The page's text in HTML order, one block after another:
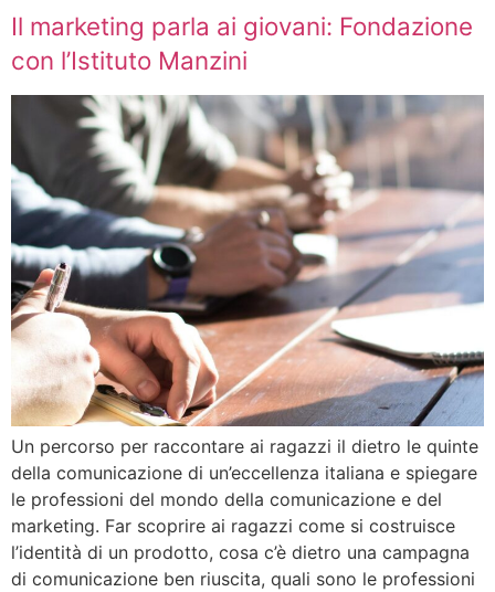
Il marketing parla ai giovani: Fondazione
con l’Istituto Manzini
Un percorso per raccontare ai ragazzi il dietro le quinte
della comunicazione di un’eccellenza italiana e spiegare
le professioni del mondo della comunicazione e del
marketing. Far scoprire ai ragazzi come si costruisce
l’identità di un prodotto, cosa c’è dietro una campagna
di comunicazione ben riuscita, quali sono le professioni